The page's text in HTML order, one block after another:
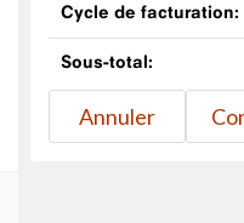
Cycle de facturation:
Sous-total: